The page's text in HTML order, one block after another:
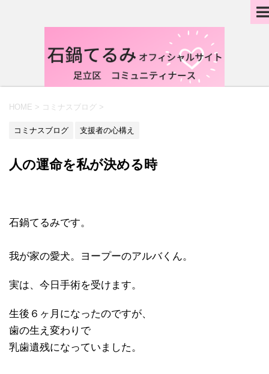
HOME > コミナスブログ >
コミナスブログ 支援者の心構え
人の運命を私が決める時
石鍋てるみです。
我が家の愛犬。ヨープーのアルバくん。
実は、今日手術を受けます。
生後６ヶ月になったのですが、
歯の生え変わりで
乳歯遺残になっていました。